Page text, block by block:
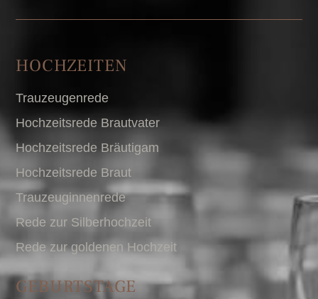
HOCHZEITEN
Trauzeugenrede
Hochzeitsrede Brautvater
Hochzeitsrede Bräutigam
Hochzeitsrede Braut
Trauzeuginnenrede
Rede zur Silberhochzeit
Rede zur goldenen Hochzeit
GEBURTSTAGE